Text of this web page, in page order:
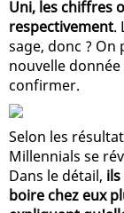
Uni, les chiffres
respectivement.
sage, donc ?
nouvelle
confirmer.
Selon les
Millennials se
Dans le détail,
boire chez eux